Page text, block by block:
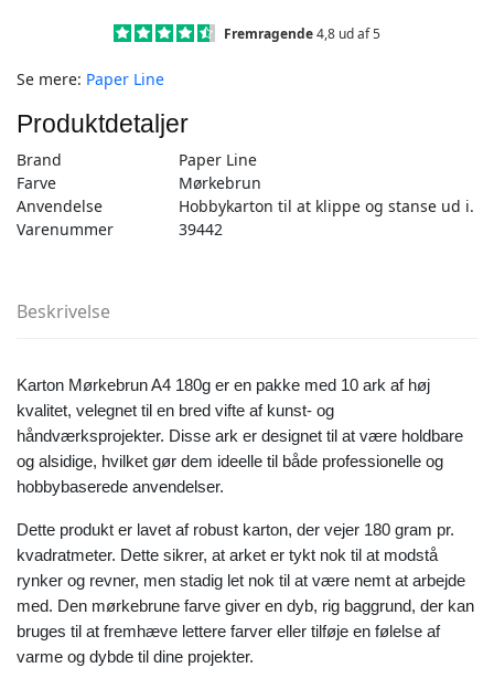
antal
Fremragende4,8 ud af 5
Se mere: Paper Line
Produktdetaljer
Brand
Paper Line
Farve
Mørkebrun
Anvendelse
Hobbykarton til at klippe og stanse ud i.
Varenummer
39442
Beskrivelse
Karton Mørkebrun A4 180g er en pakke med 10 ark af høj
kvalitet, velegnet til en bred vifte af kunst- og
håndværksprojekter. Disse ark er designet til at være holdbare
og alsidige, hvilket gør dem ideelle til både professionelle og
hobbybaserede anvendelser.
Dette produkt er lavet af robust karton, der vejer 180 gram pr.
kvadratmeter. Dette sikrer, at arket er tykt nok til at modstå
rynker og revner, men stadig let nok til at være nemt at arbejde
med. Den mørkebrune farve giver en dyb, rig baggrund, der kan
bruges til at fremhæve lettere farver eller tilføje en følelse af
varme og dybde til dine projekter.